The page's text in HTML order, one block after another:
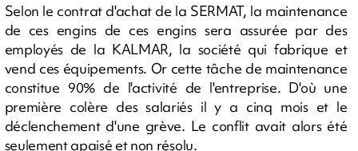
Selon le contrat d'achat de la SERMAT, la maintenance
de ces engins de ces engins sera assurée par des
employés de la KALMAR, la société qui fabrique et
vend ces équipements. Or cette tâche de maintenance
constitue 90% de l'activité de l'entreprise. D'où une
première colère des salariés il y a cinq mois et le
déclenchement d'une grève. Le conflit avait alors été
seulement apaisé et non résolu.